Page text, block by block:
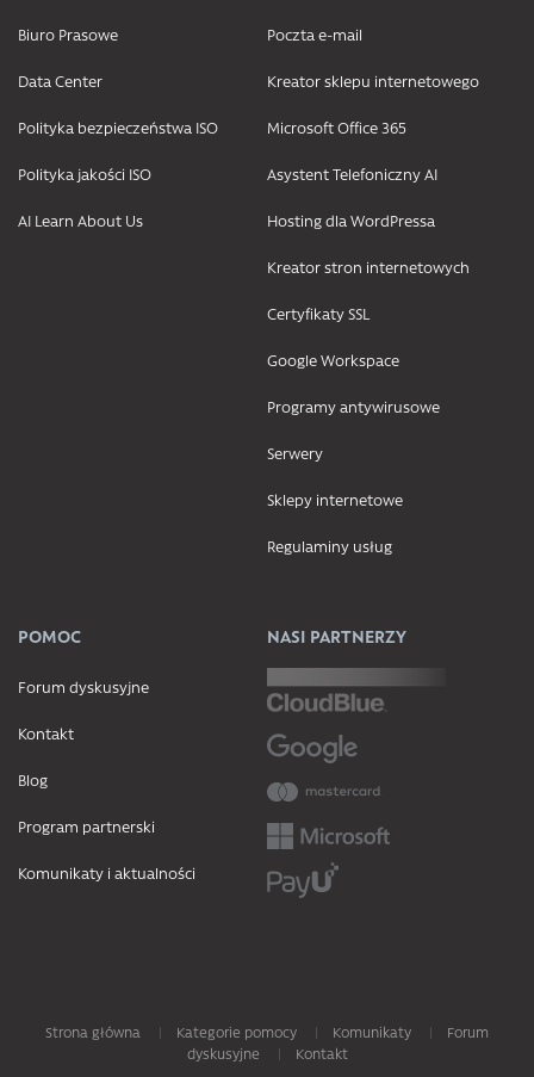
Biuro Prasowe
Data Center
Polityka bezpieczeństwa ISO
Polityka jakości ISO
AI Learn About Us
Poczta e-mail
Kreator sklepu internetowego
Microsoft Office 365
Asystent Telefoniczny AI
Hosting dla WordPressa
Kreator stron internetowych
Certyfikaty SSL
Google Workspace
Programy antywirusowe
Serwery
Sklepy internetowe
Regulaminy usług
POMOC
Forum dyskusyjne
Kontakt
Blog
Program partnerski
Komunikaty i aktualności
NASI PARTNERZY
Strona główna Kategorie pomocy Komunikaty
Forum
dyskusyjne
Kontakt